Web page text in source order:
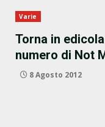
Varie
Torna in
numero di Not
8 Agosto 2012